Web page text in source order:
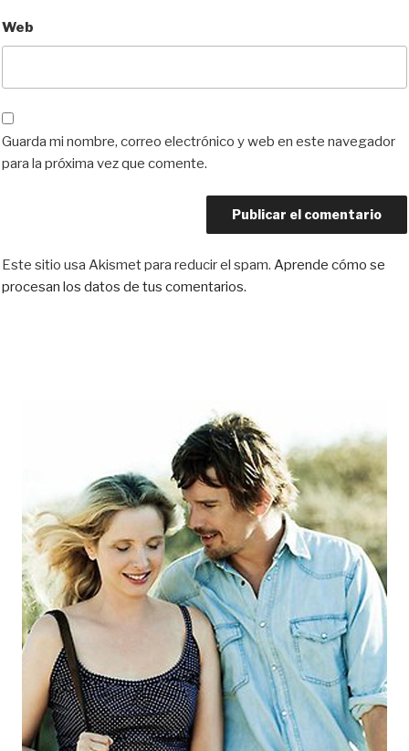
Web
Guarda mi nombre, correo electrónico y web en este navegador
para la próxima vez que comente.
Este sitio usa Akismet para reducir el spam. Aprende cómo se
procesan los datos de tus comentarios.